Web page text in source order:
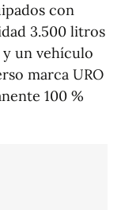
con
3.500 litros
un vehículo
marca URO
100 %